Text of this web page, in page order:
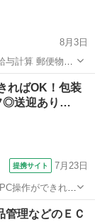
8月3日
ればOK！包装
◎送迎あり…
提携サイト 7月23日
や事務サポート
管理などのＥＣ